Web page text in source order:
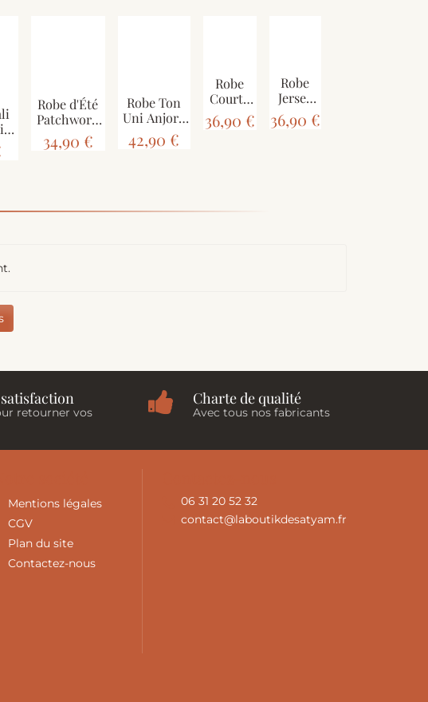
Robe d'Été
Patchwork
Jersey SD-93
Taille 40/42
34,90 €
Robe Ton
Uni Anjora
Midi coupe
Évasée
42,90 €
Robe
Courte
Coupé
Cousu
36,90 €
Robe
Jersey
Jangaon
Liseré
36,90 €
retourner vos
Charte de qualité
Avec tous nos fabricants
Mentions légales
CGV
Plan du site
Contactez-nous
06 31 20 52 32
contact@laboutikdesatyam.fr